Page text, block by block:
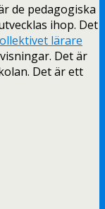
de pedagogiska
ihop. Det
lärare
Det är
Det är ett